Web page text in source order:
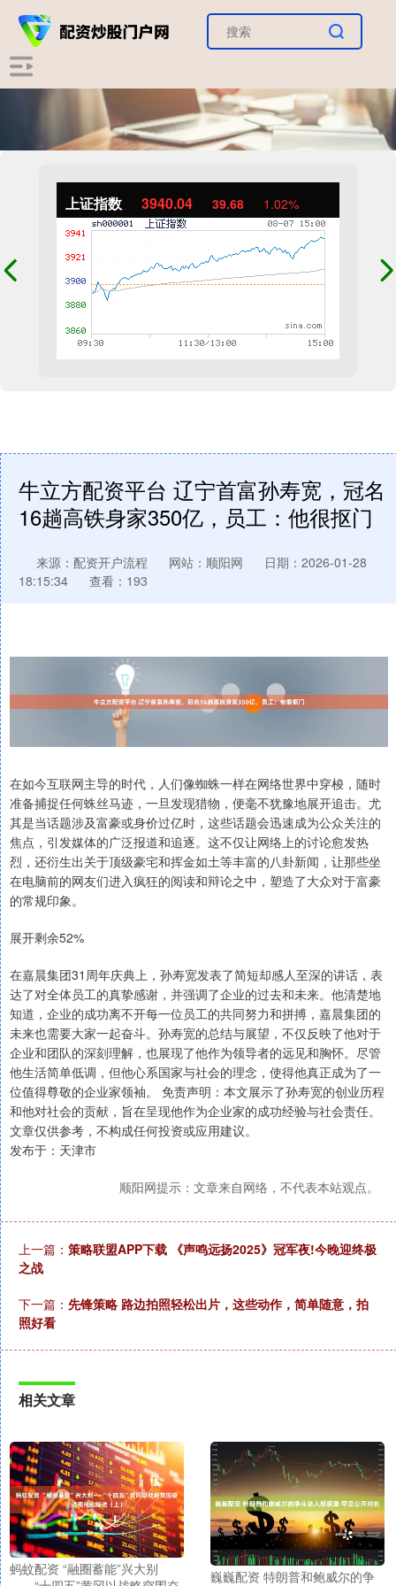
上证指数 3940.04 39.68 1.02%
牛立方配资平台 辽宁首富孙寿宽，冠名
16趟高铁身家350亿，员工：他很抠门
来源：配资开户流程 网站：顺阳网
日期：2026-01-28
18:15:34
查看：193
在如今互联网主导的时代，人们像蜘蛛一样在网络世界中穿梭，随时
准备捕捉任何蛛丝马迹，一旦发现猎物，便毫不犹豫地展开追击。尤
其是当话题涉及富豪或身价过亿时，这些话题会迅速成为公众关注的
焦点，引发媒体的广泛报道和追逐。这不仅让网络上的讨论愈发热
烈，还衍生出关于顶级豪宅和挥金如土等丰富的八卦新闻，让那些坐
在电脑前的网友们进入疯狂的阅读和辩论之中，塑造了大众对于富豪
的常规印象。
展开剩余52%
在嘉晨集团31周年庆典上，孙寿宽发表了简短却感人至深的讲话，表
达了对全体员工的真挚感谢，并强调了企业的过去和未来。他清楚地
知道，企业的成功离不开每一位员工的共同努力和拼搏，嘉晨集团的
未来也需要大家一起奋斗。孙寿宽的总结与展望，不仅反映了他对于
企业和团队的深刻理解，也展现了他作为领导者的远见和胸怀。尽管
他生活简单低调，但他心系国家与社会的理念，使得他真正成为了一
位值得尊敬的企业家领袖。 免责声明：本文展示了孙寿宽的创业历程
和他对社会的贡献，旨在呈现他作为企业家的成功经验与社会责任。
文章仅供参考，不构成任何投资或应用建议。
发布于：天津市
顺阳网提示：文章来自网络，不代表本站观点。
上一篇： 策略联盟APP下载 《声鸣远扬2025》冠军夜!今晚迎终极
之战
下一篇： 先锋策略 路边拍照轻松出片，这些动作，简单随意，拍
照好看
相关文章
蚂蚊配资 “融圈蓄能”兴大别
巍巍配资 特朗普和鲍威尔的争